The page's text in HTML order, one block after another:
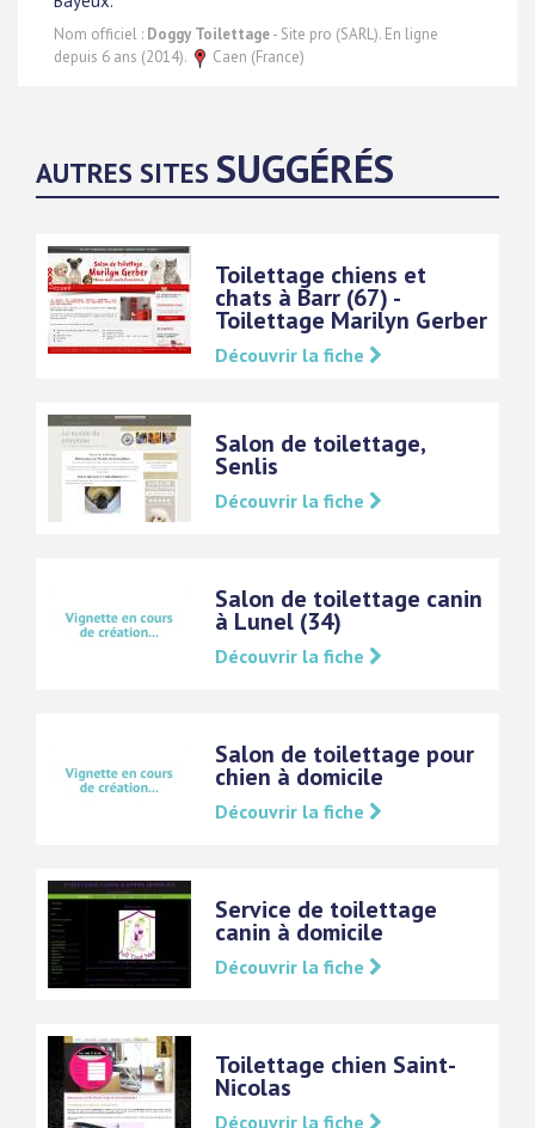
Nom officiel : Doggy Toilettage- Site pro (SARL). En ligne
depuis 6 ans (2014).
Caen (France)
AUTRES SITES SUGGÉRÉS
Toilettage chiens et
chats à Barr (67) -
Toilettage Marilyn Gerber
Découvrir la fiche
Salon de toilettage,
Senlis
Découvrir la fiche
Salon de toilettage canin
à Lunel (34)
Découvrir la fiche
Salon de toilettage pour
chien à domicile
Découvrir la fiche
Service de toilettage
canin à domicile
Découvrir la fiche
Toilettage chien Saint-
Nicolas
Découvrir la fiche